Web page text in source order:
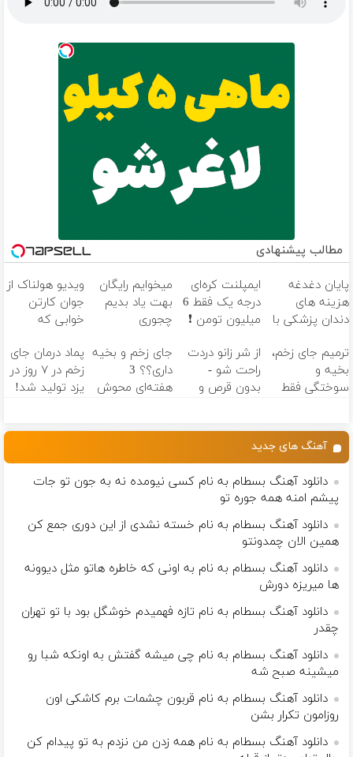
مطالب پیشنهادی
پایان دغدغه
هزینه های
دندان پزشکی با
کننده خانگی
ایمپلنت کره‌ای
درجه یک فقط 6
میلیون تومن ❗
میخوایم رایگان
بهت یاد بدیم
چجوری
نداری امتحانش
مجانیه
ویدیو هولناک از
جوان کارتن
خوابی که
آموزش رایگان
ترمیم جای زخم،
بخیه و
سوختگی فقط
از شر زانو دردت
راحت شو -
بدون قرص و
جای زخم و بخیه
داری؟؟ 3
هفته‌ای محوش
پماد درمان جای
زخم در ۷ روز در
یزد تولید شد!
آهنگ های جدید
دانلود آهنگ بسطام به نام کسی نیومده نه به جون تو جات
پیشم امنه همه جوره تو
دانلود آهنگ بسطام به نام خسته نشدی از این دوری جمع کن
همین الان چمدونتو
دانلود آهنگ بسطام به نام به اونی که خاطره هاتو مثل دیوونه
ها میریزه دورش
دانلود آهنگ بسطام به نام تازه فهمیدم خوشگل بود با تو تهران
چقدر
دانلود آهنگ بسطام به نام چی میشه گفتش به اونکه شبا رو
میشینه صبح شه
دانلود آهنگ بسطام به نام قربون چشمات برم کاشکی اون
روزامون تکرار بشن
دانلود آهنگ بسطام به نام همه زدن من نزدم به تو پیدام کن